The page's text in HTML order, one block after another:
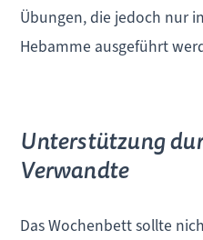
Übungen, die jedoch nur
Hebamme ausgeführt
Unterstützung
Verwandte
Das Wochenbett sollte